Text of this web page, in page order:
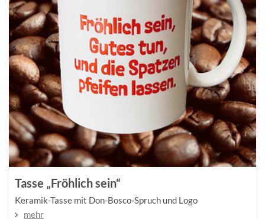
Tasse „Fröhlich sein“
Keramik-Tasse mit Don-Bosco-Spruch und Logo
mehr